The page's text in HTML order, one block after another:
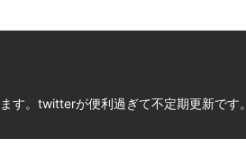
す。twitterが便利過ぎて不定期更新です。